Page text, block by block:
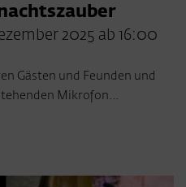
2025 ab 16:00
Gästen und Feunden und
Mikrofon...